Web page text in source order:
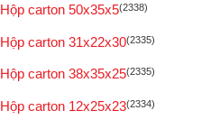
Hộp carton 50x35x5(2338)
Hộp carton 31x22x30(2335)
Hộp carton 38x35x25(2335)
Hộp carton 12x25x23(2334)